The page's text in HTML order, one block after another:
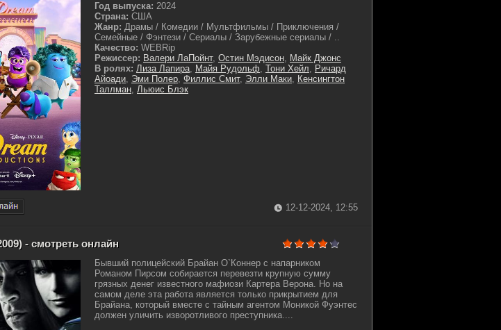
Год выпуска: 2024
Страна: США
Жанр: Драмы / Комедии / Мультфильмы / Приключения /
Семейные / Фэнтези / Сериалы / Зарубежные сериалы / ..
Качество: WEBRip
Режиссер: Валери ЛаПойнт, Остин Мэдисон, Майк Джонс
В ролях: Лиза Лапира, Майя Рудольф, Тони Хейл, Ричард
Айоади, Эми Полер, Филлис Смит, Элли Маки, Кенсингтон
Таллман, Льюис Блэк
12-12-2024, 12:55
- смотреть онлайн
Бывший полицейский Брайан О`Коннер с напарником
Романом Пирсом собирается перевезти крупную сумму
грязных денег известного мафиози Картера Верона. Но на
самом деле эта работа является только прикрытием для
Брайана, который вместе с тайным агентом Моникой Фуэнтес
должен уличить изворотливого преступника....